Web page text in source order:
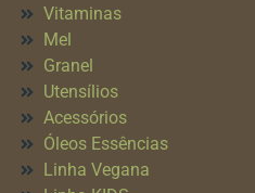
Vitaminas
Mel
Granel
Utensílios
Acessórios
Óleos Essências
Linha Vegana